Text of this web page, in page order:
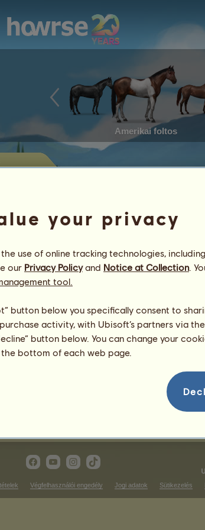
Amerikai foltos
rendelkező
Ügető futam győzelmek
Nincs mit megjeleníteni ezen a
Tereplovagló győzelmek
Végfelhasználói engedély Jogi adatok Sütikezelés
your privacy
use of online tracking technologies,
our Privacy Policyand Notice at Collection.
tool.
button below you specifically consent to
activity, with Ubisoft’s partners via
button below. You can change your
the bottom of each web page.